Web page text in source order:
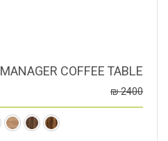
MANAGER COFFEE TABLE
2400
₪